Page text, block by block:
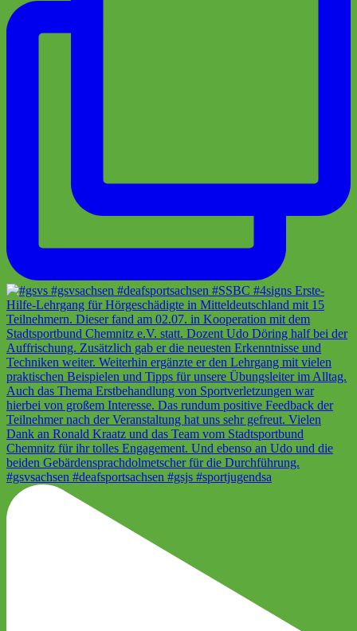
#gsvsachsen #deafsportsachsen #gsjs #sportjugendsa